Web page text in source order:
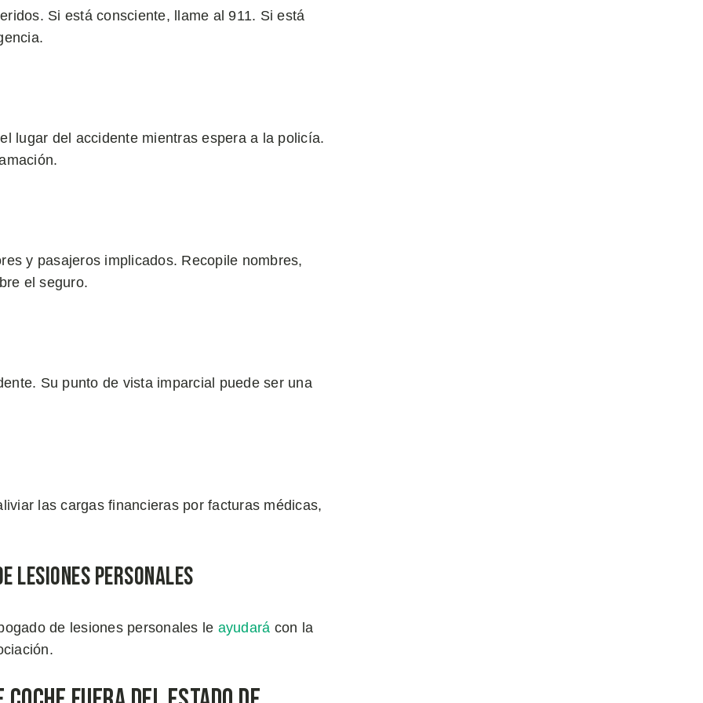
Si está consciente, llame al 911. Si está
lugar del accidente mientras espera a la policía.
y pasajeros implicados. Recopile nombres,
el seguro.
Su punto de vista imparcial puede ser una
las cargas financieras por facturas médicas,
Lesiones Personales
de lesiones personales le ayudará con la